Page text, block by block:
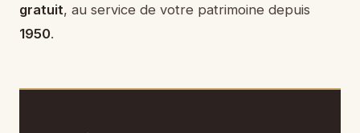
gratuit, au service de votre patrimoine depuis
1950.